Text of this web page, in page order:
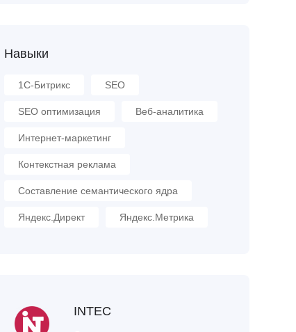
Навыки
1С-Битрикс SEO
SEO оптимизация Веб-аналитика
Интернет-маркетинг
Контекстная реклама
Составление семантического ядра
Яндекс.Директ Яндекс.Метрика
INTEC